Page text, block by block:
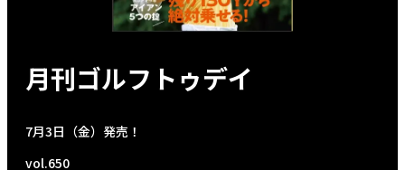
月刊ゴルフトゥデイ
7月3日（金）発売！
vol.650